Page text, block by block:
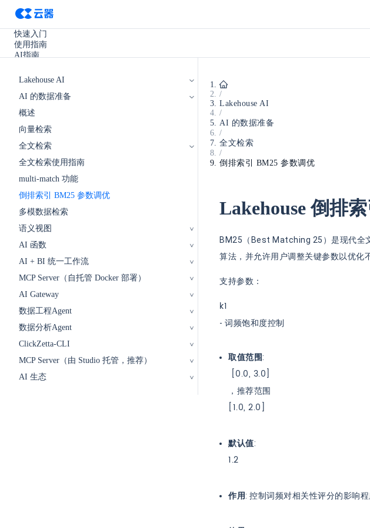
快速入门
使用指南
AI指南
开发手册
使用场景
产品更新
其它
Lakehouse AI
AI 的数据准备
概述
向量检索
全文检索
全文检索使用指南
multi-match 功能
倒排索引 BM25 参数调优
多模数据检索
语义视图
AI 函数
AI + BI 统一工作流
MCP Server（自托管 Docker 部署）
AI Gateway
数据工程Agent
数据分析Agent
ClickZetta-CLI
MCP Server（由 Studio 托管，推荐）
AI 生态
/
Lakehouse AI
/
AI 的数据准备
/
全文检索
/
倒排索引 BM25 参数调优
Lakehouse 倒排
BM25（Best Matching 25）是现代全
算法，并允许用户调整关键参数以优化
支持参数：
k1
k1
- 词频饱和度控制
取值范围:
[0.0, 3.0]
[0.0, 3.0]
，推荐范围
[1.0, 2.0]
默认值:
1.2
作用: 控制词频对相关性评分的影响